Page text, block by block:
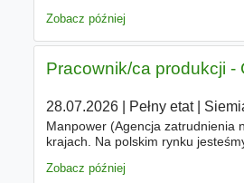
Zobacz później
Pracownik/ca produkcji -
28.07.2026| Pełny etat|
Manpower (Agencja zatrudnienia
krajach. Na polskim rynku
Zobacz później